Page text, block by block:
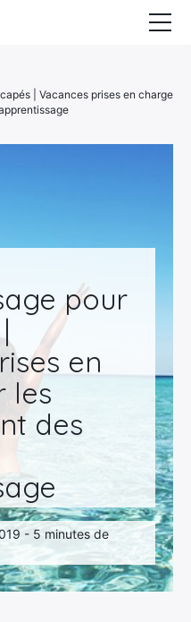
pour
en
les
des
- 5 minutes de
| Vacances prises en charge